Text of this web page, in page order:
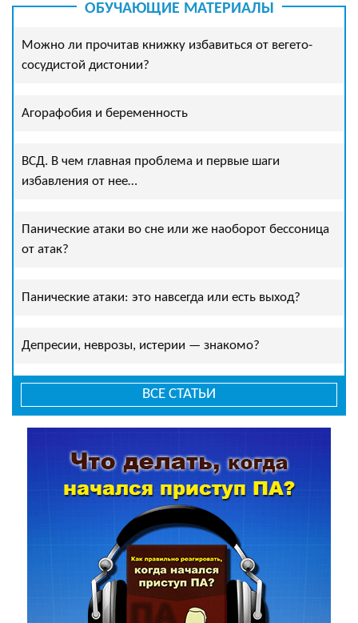
ОБУЧАЮЩИЕ МАТЕРИАЛЫ
Можно ли прочитав книжку избавиться от вегето-
сосудистой дистонии?
Агорафобия и беременность
ВСД. В чем главная проблема и первые шаги
избавления от нее…
Панические атаки во сне или же наоборот бессоница
от атак?
Панические атаки: это навсегда или есть выход?
Депресии, неврозы, истерии — знакомо?
ВСЕ СТАТЬИ